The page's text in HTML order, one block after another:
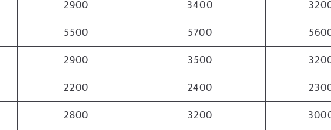
2900 3400
5500 5700
2900 3500
2200 2400
2800 3200